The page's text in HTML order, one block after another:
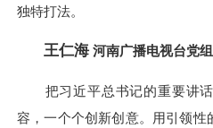
独特打法。
王仁海 河南广播电视台党
把习近平总书记的重要讲话
容，一个个创新创意。用引领性